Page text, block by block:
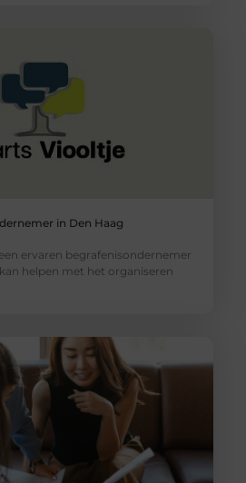
in Den Haag
ervaren begrafenisondernemer
helpen met het organiseren